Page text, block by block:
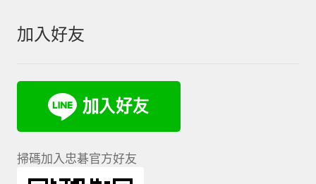
加入好友
掃碼加入忠碁官方好友